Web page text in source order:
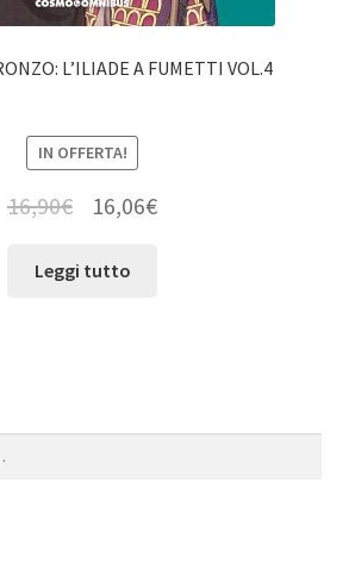
L’ILIADE A FUMETTI VOL.4
IN OFFERTA!
16,90€ 16,06€
Leggi tutto